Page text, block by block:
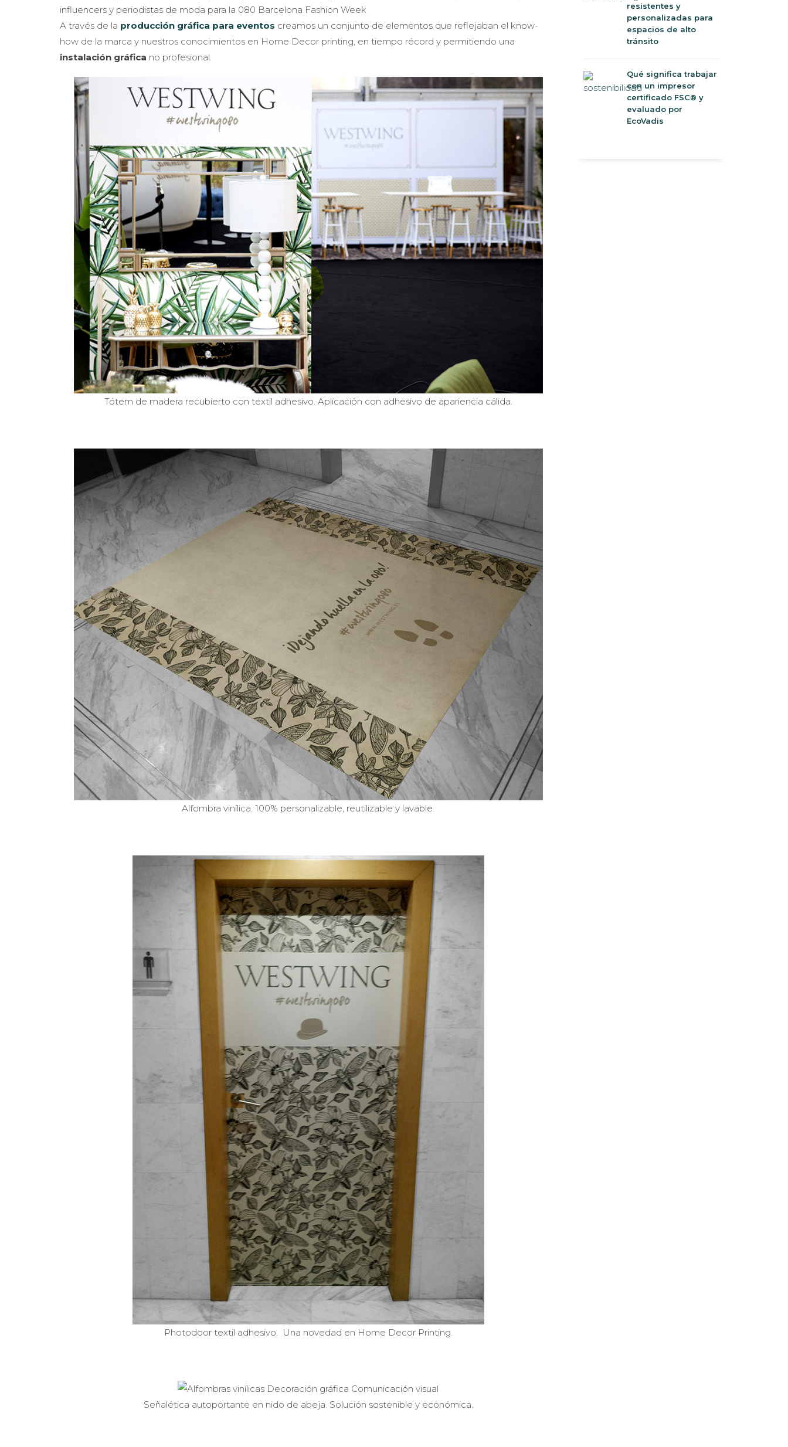
influencers y periodistas de moda para la 080 Barcelona Fashion Week
A través de la producción gráfica para eventos creamos un conjunto de elementos que reflejaban el know-
how de la marca y nuestros conocimientos en Home Decor printing, en tiempo récord y permitiendo una
instalación gráfica no profesional.
Tótem de madera recubierto con textil adhesivo. Aplicación con adhesivo de apariencia cálida.
Alfombra vinílica. 100% personalizable, reutilizable y lavable.
Photodoor textil adhesivo. Una novedad en Home Decor Printing.
Señalética autoportante en nido de abeja. Solución sostenible y económica.
resistentes y
personalizadas para
espacios de alto
tránsito
Qué significa trabajar
con un impresor
certificado FSC® y
evaluado por
EcoVadis